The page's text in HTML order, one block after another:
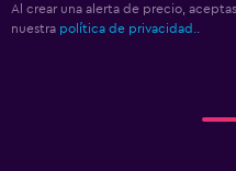
Al crear una alerta de precio,
nuestra política de privacidad..